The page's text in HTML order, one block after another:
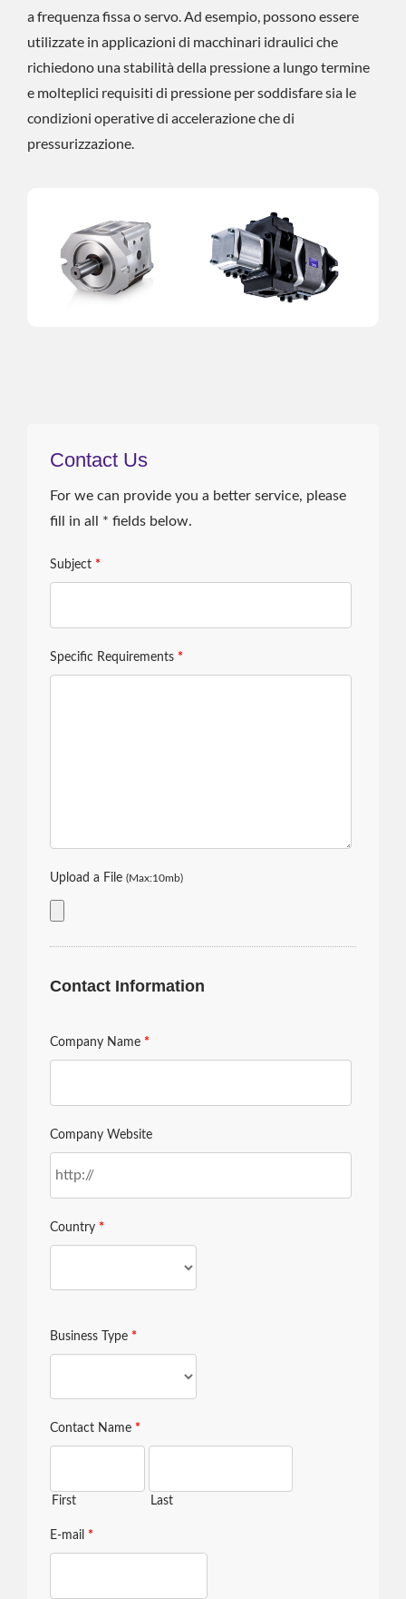
a frequenza fissa o servo. Ad esempio, possono essere
utilizzate in applicazioni di macchinari idraulici che
richiedono una stabilità della pressione a lungo termine
e molteplici requisiti di pressione per soddisfare sia le
condizioni operative di accelerazione che di
pressurizzazione.